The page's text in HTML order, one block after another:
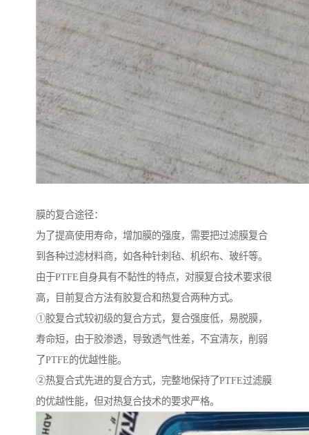
膜的复合途径：
为了提高使用寿命，增加膜的强度，需要把过滤膜复合
到各种过滤材料商，如各种针刺毡、机织布、玻纤等。
由于PTFE自身具有不黏性的特点，对膜复合技术要求很
高，目前复合方法有胶复合和热复合两种方式。
①胶复合式较初级的复合方式，复合强度低，易脱膜，
寿命短，由于胶渗透，导致透气性差，不宜清灰，削弱
了PTFE的优越性能。
②热复合式先进的复合方式，完整地保持了PTFE过滤膜
的优越性能，但对热复合技术的要求严格。